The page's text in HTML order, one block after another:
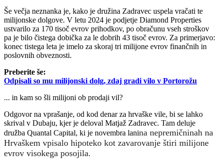
Še večja neznanka je, kako je družina Zadravec uspela vračati te
milijonske dolgove. V letu 2024 je podjetje Diamond Properties
ustvarilo za 170 tisoč evrov prihodkov, po obračunu vseh stroškov
pa je bilo čistega dobička za le dobrih 43 tisoč evrov. Za primerjavo:
konec tistega leta je imelo za skoraj tri milijone evrov finančnih in
poslovnih obveznosti.
Preberite še:
Odpisali so mu milijonski dolg, zdaj gradi vilo v Portorožu
... in kam so šli milijoni ob prodaji vil?
Odgovor na vprašanje, od kod denar za hrvaške vile, bi se lahko
skrival v Dubaju, kjer je deloval Matjaž Zadravec. Tam deluje
družba Quantal Capital, ki je novembra lanina nepremičninah na
Hrvaškem vpisalo hipoteko kot zavarovanje štiri milijone
evrov visokega posojila.